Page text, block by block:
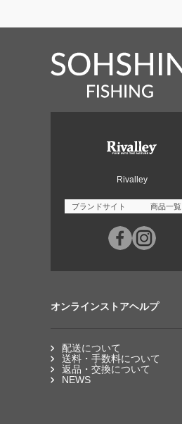
Rivalley
ブランドサイト 商品一覧
オンラインストアヘルプ
配送について
送料・手数料について
返品・交換について
NEWS